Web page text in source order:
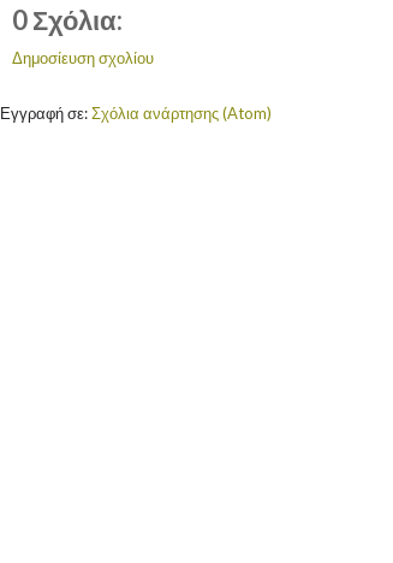
0 Σχόλια:
Δημοσίευση σχολίου
Εγγραφή σε:Σχόλια ανάρτησης (Atom)